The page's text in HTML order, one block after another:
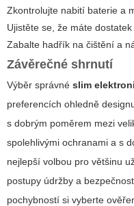
Zkontrolujte nabití baterie a
Ujistěte se, že máte
Zabalte hadřík na čištění a
Závěrečné shrnutí
Výběr správné slim
preferencích ohledně
s dobrým poměrem mezi
spolehlivými ochranami a s
nejlepší volbou pro většinu
postupy údržby a
pochybností si vyberte